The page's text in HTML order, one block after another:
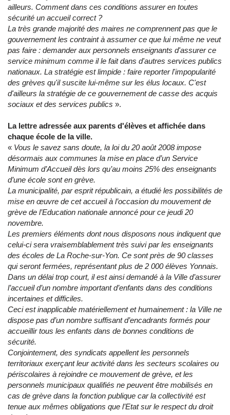
ailleurs. Comment dans ces conditions assurer en toutes
sécurité un accueil correct ?
La très grande majorité des maires ne comprennent pas que le
gouvernement les contraint à assumer ce que lui même ne veut
pas faire : demander aux personnels enseignants d'assurer ce
service minimum comme il le fait dans d'autres services publics
nationaux. La stratégie est limpide : faire reporter l'impopularité
des grèves qu'il suscite lui-même sur les élus locaux. C'est
d'ailleurs la stratégie de ce gouvernement de casse des acquis
sociaux et des services publics ».
La lettre adressée aux parents d'élèves et affichée dans
chaque école de la ville.
« Vous le savez sans doute, la loi du 20 août 2008 impose
désormais aux communes la mise en place d’un Service
Minimum d’Accueil dès lors qu’au moins 25% des enseignants
d’une école sont en grève.
La municipalité, par esprit républicain, a étudié les possibilités de
mise en œuvre de cet accueil à l’occasion du mouvement de
grève de l’Education nationale annoncé pour ce jeudi 20
novembre.
Les premiers éléments dont nous disposons nous indiquent que
celui-ci sera vraisemblablement très suivi par les enseignants
des écoles de La Roche-sur-Yon. Ce sont près de 90 classes
qui seront fermées, représentant plus de 2 000 élèves Yonnais.
Dans un délai trop court, il est ainsi demandé à la Ville d’assurer
l’accueil d’un nombre important d’enfants dans des conditions
incertaines et difficiles.
Ceci est inapplicable matériellement et humainement : la Ville ne
dispose pas d’un nombre suffisant d’encadrants formés pour
accueillir tous les enfants dans de bonnes conditions de
sécurité.
Conjointement, des syndicats appellent les personnels
territoriaux exerçant leur activité dans les secteurs scolaires ou
périscolaires à rejoindre ce mouvement de grève, et les
personnels municipaux qualifiés ne peuvent être mobilisés en
cas de grève dans la fonction publique car la collectivité est
tenue aux mêmes obligations que l’Etat sur le respect du droit